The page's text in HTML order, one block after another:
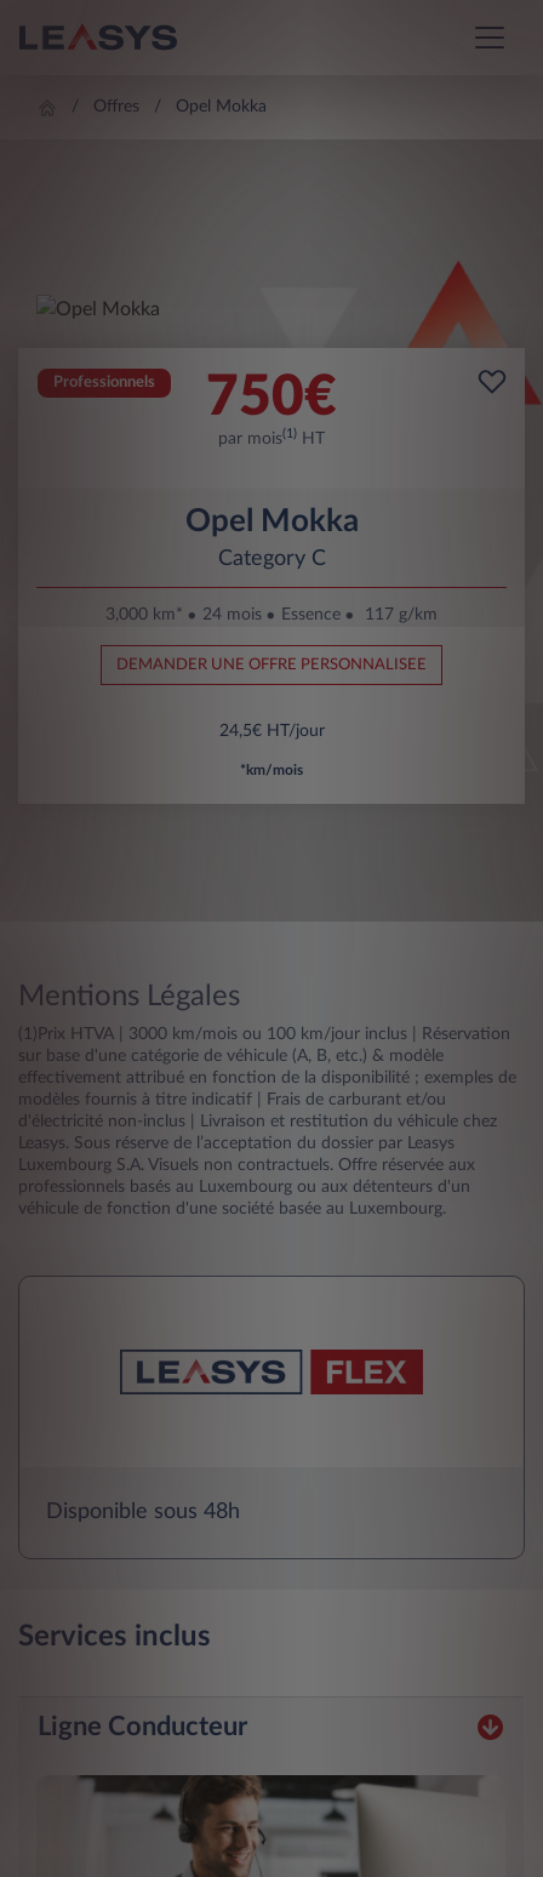
Offres Opel Mokka
Professionnels 750€
par mois(1) HT
Opel Mokka
Category C
3,000 km* 24 mois Essence 117 g/km
DEMANDER UNE OFFRE PERSONNALISEE
24,5€ HT/jour
*km/mois
Mentions Légales
(1)Prix HTVA | 3000 km/mois ou 100 km/jour inclus | Réservation
sur base d'une catégorie de véhicule (A, B, etc.) & modèle
effectivement attribué en fonction de la disponibilité ; exemples de
modèles fournis à titre indicatif | Frais de carburant et/ou
d'électricité non-inclus | Livraison et restitution du véhicule chez
Leasys. Sous réserve de l’acceptation du dossier par Leasys
Luxembourg S.A. Visuels non contractuels. Offre réservée aux
professionnels basés au Luxembourg ou aux détenteurs d'un
véhicule de fonction d'une société basée au Luxembourg.
Disponible sous 48h
Services inclus
Ligne Conducteur